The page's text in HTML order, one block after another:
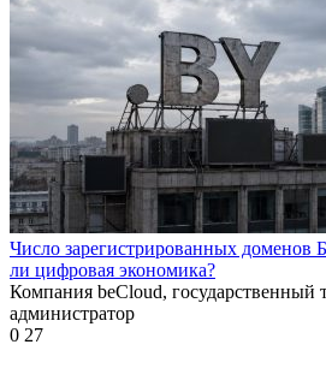
Число зарегистрированных доменов
ли цифровая экономика?
Компания beCloud, государственный
администратор
0 27